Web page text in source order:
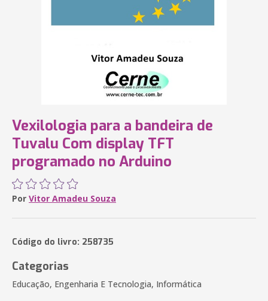
Vexilologia para a bandeira de
Tuvalu Com display TFT
programado no Arduino
Por Vitor Amadeu Souza
Código do livro: 258735
Categorias
Educação, Engenharia E Tecnologia, Informática